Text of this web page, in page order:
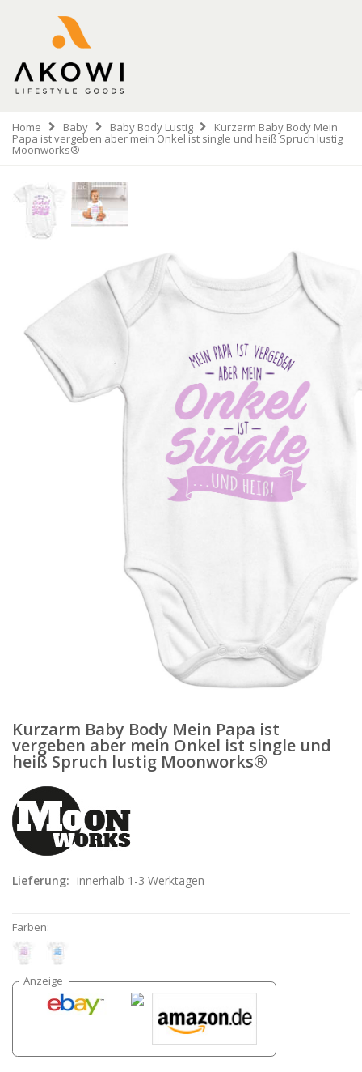
Home Baby Baby Body Lustig Kurzarm Baby Body Mein
Papa ist vergeben aber mein Onkel ist single und heiß Spruch lustig
Moonworks®
Kurzarm Baby Body Mein Papa ist
vergeben aber mein Onkel ist single und
heiß Spruch lustig Moonworks®
Lieferung: innerhalb 1-3 Werktagen
Farben: